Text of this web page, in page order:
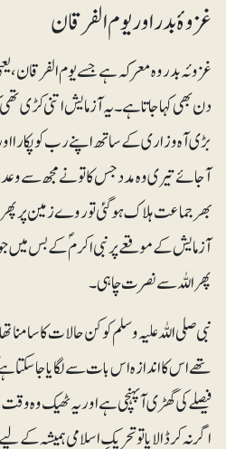
غزوۂ بدر اور یوم الفرقان
غزوئہ بدر وہ معرکہ ہے جسے یوم الفرقان،
دن بھی کہا جاتا ہے۔ یہ آزمایش اتنی کڑی
بڑی آہ و زاری کے ساتھ اپنے رب کو پکارا
آجائے تیری وہ مدد جس کا تو نے مجھ سے
بھر جماعت ہلاک ہوگئی تو روے زمین پر
آزمایش کے موقعے پر نبی اکرمؐ کے بس میں
پھر اللہ سے نصرت چاہی۔
نبی صلی اللہ علیہ وسلم کو کن حالات کا
تھے اس کا اندازہ اس بات سے لگایا
فیصلے کی گھڑی آپہنچی ہے اور یہ ٹھیک وہ
اگر نہ کرڈالا یا تو تحریکِ اسلامی ہمیشہ کے